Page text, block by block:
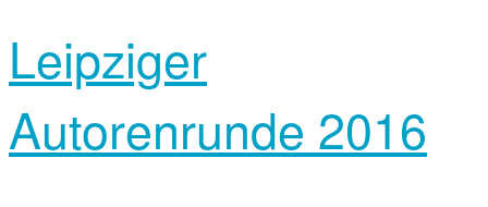
Leipziger
Autorenrunde 2016